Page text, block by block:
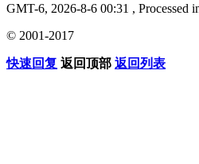
GMT-6, 2026-8-6 00:31 , Processed
© 2001-2017
快速回复 返回顶部 返回列表